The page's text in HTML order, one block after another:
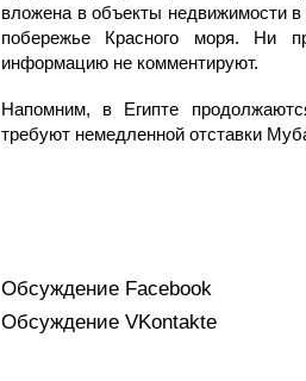
вложена в объекты недвижимости
побережье Красного моря. Ни
информацию не комментируют.
Напомним, в Египте
требуют немедленной отставки
Обсуждение Facebook
Обсуждение VKontakte